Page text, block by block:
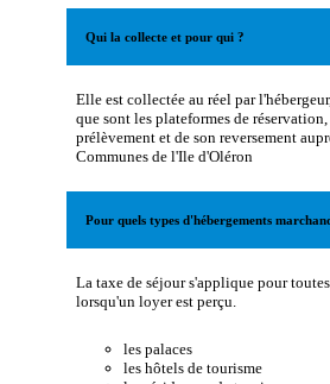
Qui la collecte et pour qui ?
Elle est collectée au réel par
que sont les plateformes de
prélèvement et de son reversement
Communes de l'Ile d'Oléron
Pour quels types d'hébergements
La taxe de séjour s'applique pour
lorsqu'un loyer est perçu.
les palaces
les hôtels de tourisme